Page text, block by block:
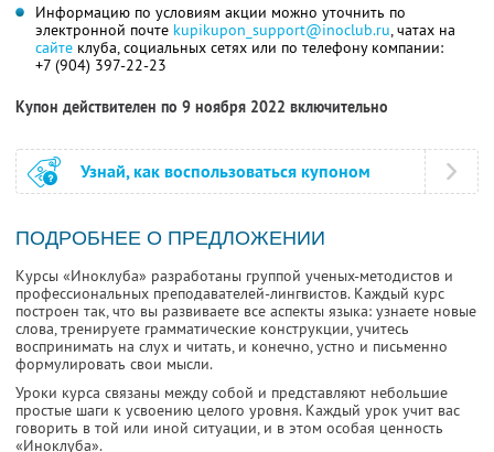
Информацию по условиям акции можно уточнить по
электронной почте kupikupon_support@inoclub.ru, чатах на
сайте клуба, социальных сетях или по телефону компании:
+7 (904) 397-22-23
Купон действителен по 9 ноября 2022 включительно
Узнай, как воспользоваться купоном
ПОДРОБНЕЕ О ПРЕДЛОЖЕНИИ
Курсы «Иноклуба» разработаны группой ученых-методистов и
профессиональных преподавателей-лингвистов. Каждый курс
построен так, что вы развиваете все аспекты языка: узнаете новые
слова, тренируете грамматические конструкции, учитесь
воспринимать на слух и читать, и конечно, устно и письменно
формулировать свои мысли.
Уроки курса связаны между собой и представляют небольшие
простые шаги к усвоению целого уровня. Каждый урок учит вас
говорить в той или иной ситуации, и в этом особая ценность
«Иноклуба».